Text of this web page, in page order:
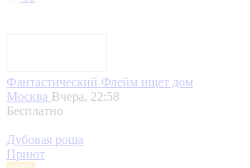
Фантастический Флейм ищет дом
Москва Вчера, 22:58
Бесплатно
Дубовая роща
Приют